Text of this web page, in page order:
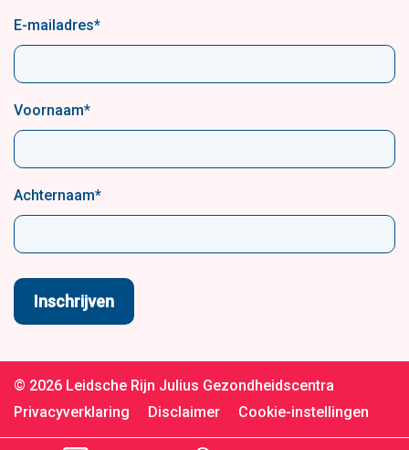
E-mailadres*
Voornaam*
Achternaam*
© 2026 Leidsche Rijn Julius Gezondheidscentra
Privacyverklaring
Disclaimer Cookie-instellingen